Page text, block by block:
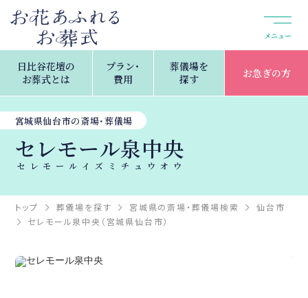
メニュー
日比谷花壇の
お葬式とは
プラン・
費用
葬儀場を
探す
お急ぎの方
宮城県仙台市の斎場・葬儀場
セレモール泉中央
セレモールイズミチュウオウ
トップ 葬儀場を探す 宮城県の斎場・葬儀場検索
仙台市
セレモール泉中央（宮城県仙台市）